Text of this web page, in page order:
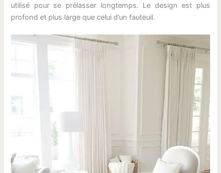
utilisé pour se prélasser longtemps. Le design est plus
profond et plus large que celui d’un fauteuil.